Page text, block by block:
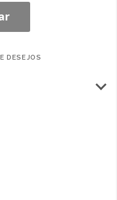
DESEJOS